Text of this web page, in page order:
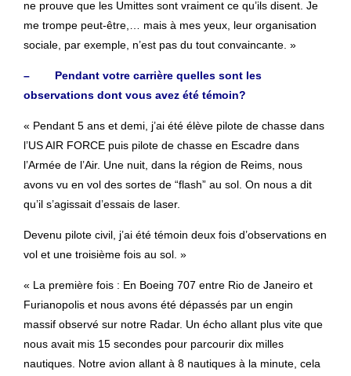
ne prouve que les Umittes sont vraiment ce qu’ils disent. Je
me trompe peut-être,… mais à mes yeux, leur organisation
sociale, par exemple, n’est pas du tout convaincante. »
– Pendant votre carrière quelles sont les
observations dont vous avez été témoin?
« Pendant 5 ans et demi, j’ai été élève pilote de chasse dans
l’US AIR FORCE puis pilote de chasse en Escadre dans
l’Armée de l’Air. Une nuit, dans la région de Reims, nous
avons vu en vol des sortes de “flash” au sol. On nous a dit
qu’il s’agissait d’essais de laser.
Devenu pilote civil, j’ai été témoin deux fois d’observations en
vol et une troisième fois au sol. »
« La première fois : En Boeing 707 entre Rio de Janeiro et
Furianopolis et nous avons été dépassés par un engin
massif observé sur notre Radar. Un écho allant plus vite que
nous avait mis 15 secondes pour parcourir dix milles
nautiques. Notre avion allant à 8 nautiques à la minute, cela